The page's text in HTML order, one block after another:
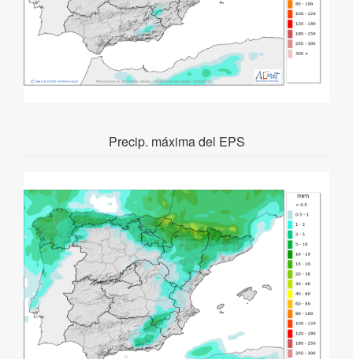
Precip. máxima del EPS